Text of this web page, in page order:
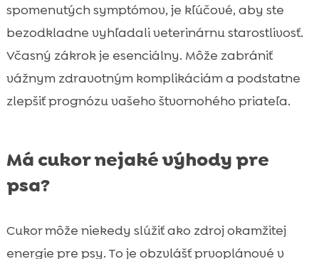
spomenutých symptómov, je kľúčové, aby ste
bezodkladne vyhľadali veterinárnu starostlivosť.
Včasný zákrok je esenciálny. Môže zabrániť
vážnym zdravotným komplikáciám a podstatne
zlepšiť prognózu vašeho štvornohého priateľa.
Má cukor nejaké výhody pre
psa?
Cukor môže niekedy slúžiť ako zdroj okamžitej
energie pre psy. To je obzvlášť prvoplánové v